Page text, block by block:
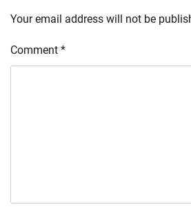
Your email address will not be
Comment *